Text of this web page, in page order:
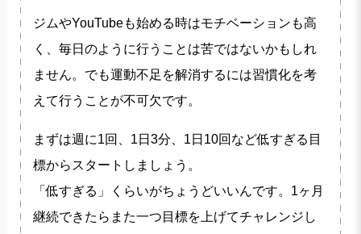
ジムやYouTubeも始める時はモチベーションも高
く、毎日のように行うことは苦ではないかもしれ
ません。でも運動不足を解消するには習慣化を考
えて行うことが不可欠です。
まずは週に1回、1日3分、1日10回など低すぎる目
標からスタートしましょう。
「低すぎる」くらいがちょうどいいんです。1ヶ月
継続できたらまた一つ目標を上げてチャレンジし